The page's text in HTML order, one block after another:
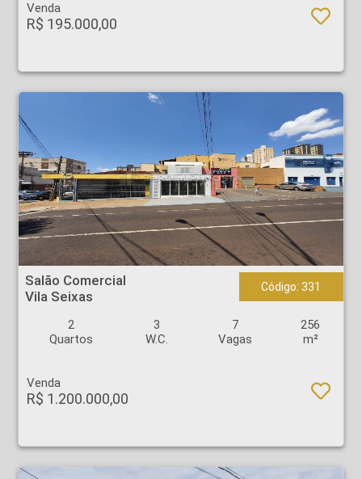
Venda
R$ 195.000,00
Salão Comercial - Vila Seixas - Ribeirão Preto
Salão Comercial
Vila Seixas
Código: 331
2
Quartos
3
W.C.
7
Vagas
256
m²
Venda
R$ 1.200.000,00